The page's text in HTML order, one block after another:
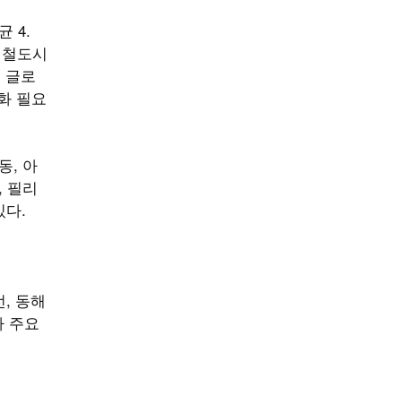
4.
도시
로
필요
, 아
필리
다.
, 동해
주요